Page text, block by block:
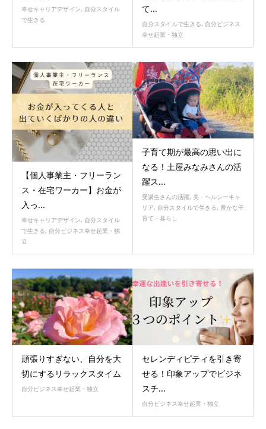
幸せキャリアデザイン, 自分スタイル
で生きる
て...
自分スタイルで生きる, 自分ビジネス
幸せ起業・独立
【個人事業主・フリーラン
ス・在宅ワーカー】お金が
入っ...
幸せキャリアデザイン, 自分スタイル
で生きる, 自分ビジネス幸せ起業・独
立
子育て期が最高の思い出に
なる！土屋みなみさんの活
躍ス...
受講生さんの活躍, 美・ヘルシーキャ
リア, 自分スタイルで生きる, 豊かな子
育て・暮らし
頑張りすぎない、自分を大
切にするリラックスタイム
自分ビジネス幸せ起業・独立
セレンディピティを引き寄
せる！印象アップでビジネ
スチ...
自分ビジネス幸せ起業・独立